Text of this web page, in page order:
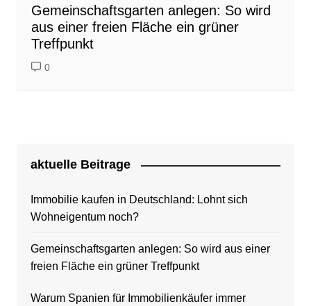
Gemeinschaftsgarten anlegen: So wird
aus einer freien Fläche ein grüner
Treffpunkt
0
aktuelle Beitrage
Immobilie kaufen in Deutschland: Lohnt sich
Wohneigentum noch?
Gemeinschaftsgarten anlegen: So wird aus einer
freien Fläche ein grüner Treffpunkt
Warum Spanien für Immobilienkäufer immer